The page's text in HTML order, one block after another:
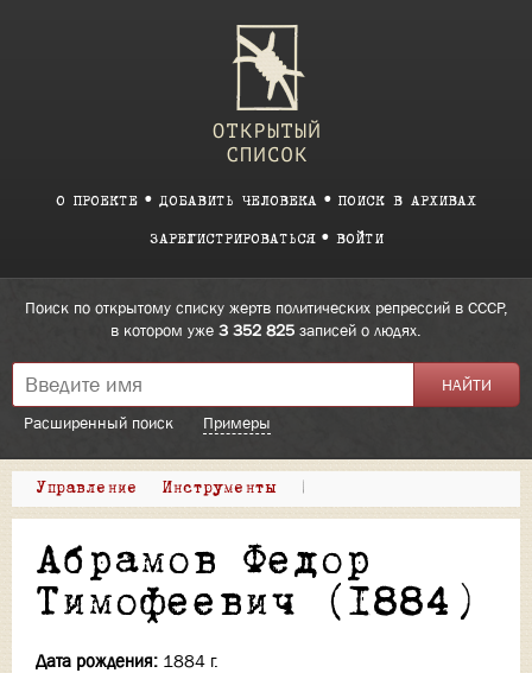
О ПРОЕКТЕ ДОБАВИТЬ ЧЕЛОВЕКА ПОИСК В АРХИВАХ
ЗАРЕГИСТРИРОВАТЬСЯ ВОЙТИ
Поиск по открытому списку жертв политических репрессий в СССР,
в котором уже 3 352 825 записей о людях.
Расширенный поиск Примеры
Управление Инструменты |
Абрамов Федор
Тимофеевич (1884)
Дата рождения: 1884 г.